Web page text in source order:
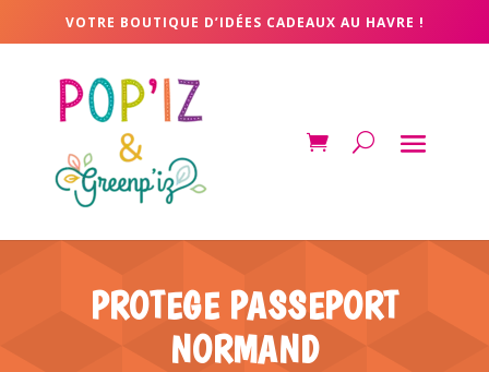
VOTRE BOUTIQUE D’IDÉES CADEAUX AU HAVRE !
PROTEGE PASSEPORT
NORMAND